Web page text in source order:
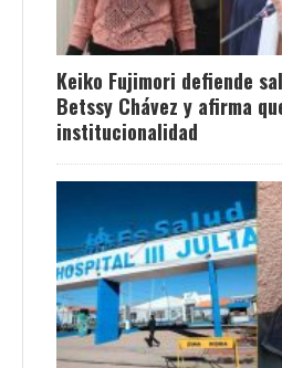
Keiko Fujimori defiende
Betssy Chávez y afirma
institucionalidad